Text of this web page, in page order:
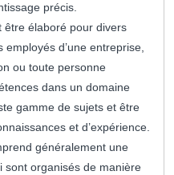
précis.
être élaboré pour divers
d’une entreprise,
ou toute personne
dans un domaine
gamme de sujets et être
et d’expérience.
généralement une
sont organisés de manière